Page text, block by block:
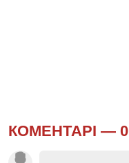
КОМЕНТАРІ — 0